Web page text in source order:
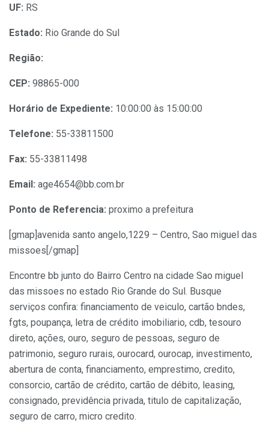
UF: RS
Estado: Rio Grande do Sul
Região:
CEP: 98865-000
Horário de Expediente: 10:00:00 às 15:00:00
Telefone: 55-33811500
Fax: 55-33811498
Email: age4654@bb.com.br
Ponto de Referencia: proximo a prefeitura
[gmap]avenida santo angelo,1229 – Centro, Sao miguel das
missoes[/gmap]
Encontre bb junto do Bairro Centro na cidade Sao miguel
das missoes no estado Rio Grande do Sul. Busque
serviços confira: financiamento de veiculo, cartão bndes,
fgts, poupança, letra de crédito imobiliario, cdb, tesouro
direto, ações, ouro, seguro de pessoas, seguro de
patrimonio, seguro rurais, ourocard, ourocap, investimento,
abertura de conta, financiamento, emprestimo, credito,
consorcio, cartão de crédito, cartão de débito, leasing,
consignado, previdência privada, titulo de capitalização,
seguro de carro, micro credito.